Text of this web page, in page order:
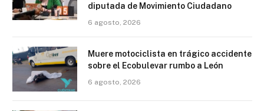
diputada de Movimiento Ciudadano
6 agosto, 2026
Muere motociclista en trágico accidente
sobre el Ecobulevar rumbo a León
6 agosto, 2026